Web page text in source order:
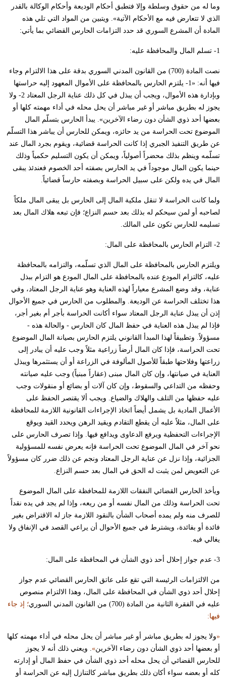
وما له من حقوق وسلطة وإلا فتطبق أحكام الوديعة وأحكام الوكالة بالقدر
الذي لا تتعارض فيه مع الأحكام الآتية». ويتبين من المواد التي تلي هذه
المادة أن المشرع السوري قد حدد التزامات الحارس القضائي بما يأتي:
1- تسلم المال والمحافظة عليه:
نصت المادة (700) من القانون المدني السوري بدقة على هذا الالتزام وجاء
فيها أنه: «1- يلتزم الحارس بالمحافظة على الأموال المعهود إليه حراستها
وبإدارة هذه الأموال، ويجب أن يبذل في كل ذلك عناية الرجل المعتاد 2- ولا
يجوز له بطريق مباشر أو غير مباشر أن يحل محله في أداء مهمته كلها أو
بعضها أحد ذوي الشأن دون رضاء الآخرين». يبدأ الحارس بتسلّم المال
الموضوع تحت الحراسة من يد حائزه، ويمكن للحارس أن يباشر هذا التسلّم
عن طريق التنفيذ الجبري إذا كانت الحراسة قضائية، ويقوم بجرد المال عند
تسلّمه وينظم بذلك محضراً أصولياً، ويمكن أن يكون التسليم حكمياً وذلك
حينما يكون المال موجوداً في يد الحارس بصفته أحد الخصوم فعندئذ يبقى
المال في يده ولكن على سبيل الحراسة وبصفته حارساً قضائياً.
ولما كانت الحراسة لا تنقل ملكية المال إلى الحارس بل يبقى المال ملكاً
لصاحبه أو لمن سيحكم له بذلك بعد حسم النزاع؛ فإن تبعه هلاك المال بعد
تسليمه للحارس تكون على المالك.
2- التزام الحارس بالمحافظة على المال:
ويلتزم الحارس بالمحافظة على المال الذي تسلّمه، والتزامه بالمحافظة
عليه، كالتزام المودع عنده بالمحافظة على المال المودع هو التزام ببذل
عناية، وقد وضع المشرع معياراً لهذه العناية وهو عناية الرجل المعتاد، وفي
هذا تختلف الحراسة عن الوديعة. والمطلوب من الحارس في جميع الأحوال
إذن أن يبذل عناية الرجل المعتاد سواء أكانت الحراسة بأجر أم بغير أجر،
فإذا لم يبذل هذه العناية في حفظ المال كان الحارس - والحالة هذه -
مسؤولاً. وتطبيقاً لهذا المبدأ القانوني يلتزم الحارس بصيانة المال الموضوع
تحت الحراسة، فإذا كان المال أرضاً زراعية مثلاً وجب عليه أن يبادر إلى
زراعتها وفلاحتها طبقاً للأصول المألوفة في الزراعة أو أن يستثمرها ويبذل
العناية في صيانتها، وإن كان المال مبنى (عقاراً مبنياً) وجب عليه صيانته
وحفظه من التداعي والسقوط، وإن كان آلات أو بضائع أو منقولات وجب
عليه حفظها من التلف والهلاك والضياع. ويجب ألا يقتصر الحفظ على
الأعمال المادية بل يشمل أيضاً اتخاذ الإجراءات القانونية اللازمة للمحافظة
على المال، مثلاً عليه أن يقطع التقادم ويقيد الرهن ويحدد القيد ويوقع
الإجراءات التحفظية ويرفع الدعاوى ويدافع فيها. وإذا تصرف الحارس على
نحو آخر في المال الموضوع تحت الحراسة فإنه يعرض نفسه للمسؤولية
الجزائية، وإذا نزل عن عناية الرجل المعتاد ونجم عن ذلك ضرر كان مسؤولاً
عن التعويض لمن يثبت له الحق في المال بعد حسم النزاع.
ويأخذ الحارس القضائي النفقات اللازمة للمحافظة على المال الموضوع
تحت الحراسة وذلك من المال نفسه أو من ريعه، وإذا لم يجد في يده نقداً
للصرف منه ولم يمده أصحاب الشأن بالنقود اللازمة جاز له الاقتراض بغير
فائدة أو بفائدة، ويشترط في جميع الأحوال أن يراعي القصد في الإنفاق ولا
يغالي فيه.
3- عدم جواز إحلال أحد ذوي الشأن في المحافظة على المال:
من الالتزامات الرئيسة التي تقع على عاتق الحارس القضائي عدم جواز
إحلال أحد ذوي الشأن في المحافظة على المال، وهذا الالتزام منصوص
عليه في الفقرة الثانية من المادة (700) من القانون المدني السوري
؛ إذ جاء
فيها:
«ولا يجوز له بطريق مباشر أو غير مباشر أن يحل محله في أداء مهمته كلها
أو بعضها أحد ذوي الشأن دون رضاء الآخرين». ويعني ذلك أنه لا يجوز
للحارس القضائي أن يحل محله أحد ذوي الشأن في حفظ المال أو إدارته
كله أو بعضه سواء أكان ذلك بطريق مباشر كالتنازل إليه عن الحراسة أو